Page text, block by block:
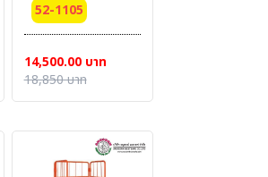
52-1105
14,500.00 บาท
18,850 บาท